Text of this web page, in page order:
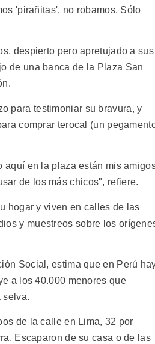
'pirañitas', no robamos. Sólo
despierto pero apretujado a sus
de una banca de la Plaza San
para testimoniar su bravura, y
comprar terocal (un
aquí en la plaza están mis
de los más chicos", refiere.
hogar y viven en calles de las
y muestreos sobre los
Social, estima que en Perú
a los 40.000 menores que
selva.
de la calle en Lima, 32 por
Escaparon de su casa o de las